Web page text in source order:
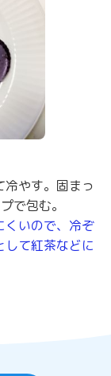
やす。固まっ
で包む。
いので、冷ぞ
して紅茶などに